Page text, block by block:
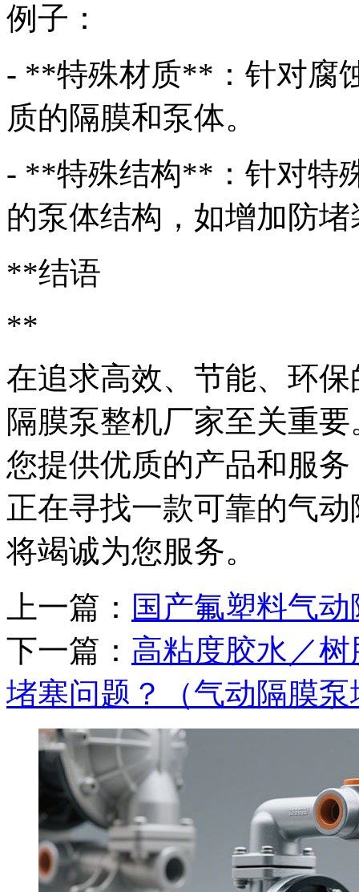
例子：
- **特殊材质**：针对腐
质的隔膜和泵体。
- **特殊结构**：针对特
的泵体结构，如增加防堵
**结语
**
在追求高效、节能、环
隔膜泵整机厂家至关重
您提供优质的产品和服
正在寻找一款可靠的气
将竭诚为您服务。
上一篇： 国产氟塑料气
下一篇： 高粘度胶水／
堵塞问题？（气动隔膜